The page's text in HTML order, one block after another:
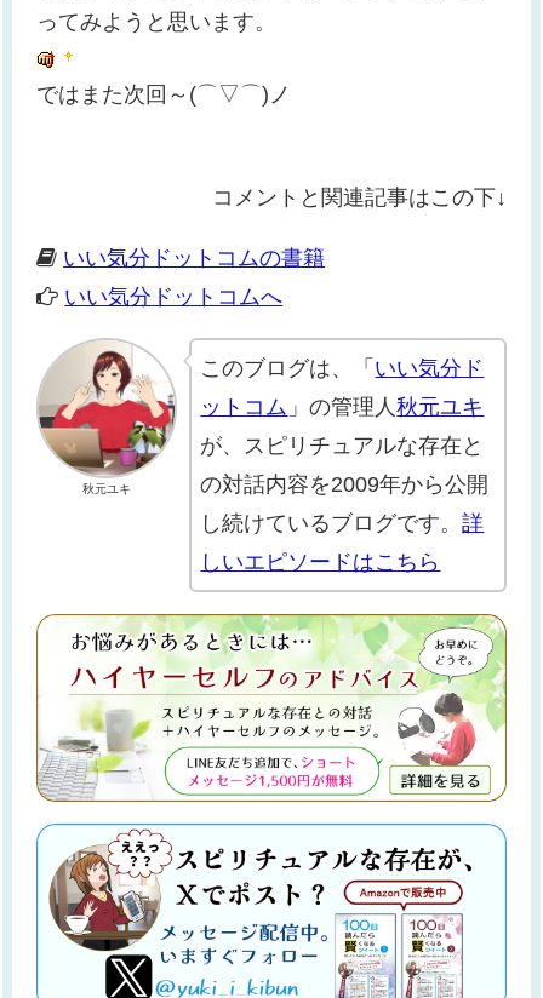
ってみようと思います。
ではまた次回～(⌒▽⌒)ノ
コメントと関連記事はこの下↓
いい気分ドットコムの書籍
いい気分ドットコムへ
秋元ユキ
このブログは、「 いい気分ド
ットコム 」の管理人秋元ユキ
が、スピリチュアルな存在と
の対話内容を2009年から公開
し続けているブログです。詳
しいエピソードはこちら